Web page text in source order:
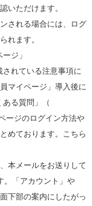
いただけます。
される場合には、ログ
れます。
ジ」
されている注意事項に
マイページ」導入後に
る質問」（
ージのログイン方法や
めております。こちら
本メールをお送りして
。「アカウント」や
下部の案内にしたがっ